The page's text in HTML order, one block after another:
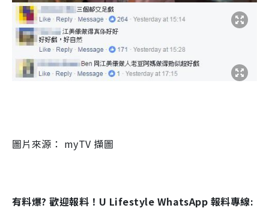
圖片來源： myTV 擷圖
有料爆? 歡迎報料！U Lifestyle WhatsApp 報料專線: